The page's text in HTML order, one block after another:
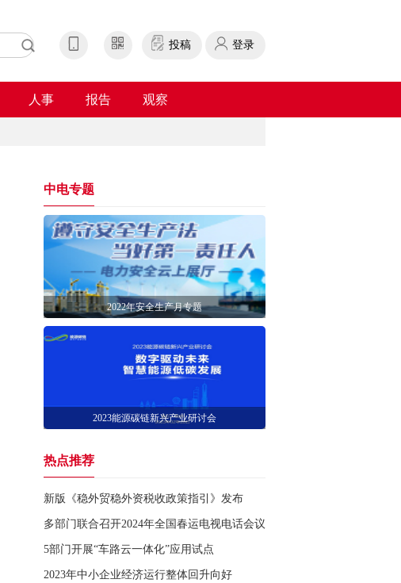
投稿 登录
人事 报告 观察
中电专题
2022年安全生产月专题
2023能源碳链新兴产业研讨会
热点推荐
新版《稳外贸稳外资税收政策指引》发布
多部门联合召开2024年全国春运电视电话会议
5部门开展“车路云一体化”应用试点
2023年中小企业经济运行整体回升向好